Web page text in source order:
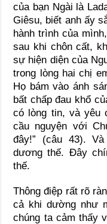
của bạn Ngài là
Giêsu, biết anh ấy
hành trình của
sau khi chôn cất,
sự hiện diện của
trong lòng hai chị
Họ bám vào ánh
bất chấp đau khổ
có lòng tin, và yêu
cầu nguyện với
đây!” (câu 43).
dương thế. Đây
thế.
Thông điệp rất rõ
cả khi dường như
chúng ta cảm thấy